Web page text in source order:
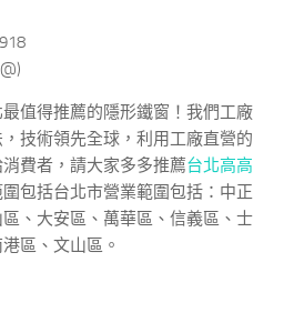
值得推薦的隱形鐵窗！我們工廠
技術領先全球，利用工廠直營的
費者，請大家多多推薦台北高高
圍包括台北市營業範圍包括：中正
、大安區、萬華區、信義區、士
區、文山區。